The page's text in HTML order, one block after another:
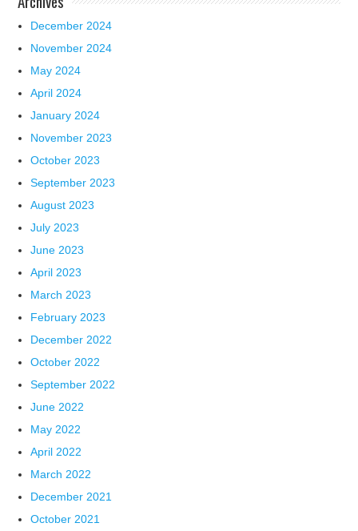
December 2024
November 2024
May 2024
April 2024
January 2024
November 2023
October 2023
September 2023
August 2023
July 2023
June 2023
April 2023
March 2023
February 2023
December 2022
October 2022
September 2022
June 2022
May 2022
April 2022
March 2022
December 2021
October 2021